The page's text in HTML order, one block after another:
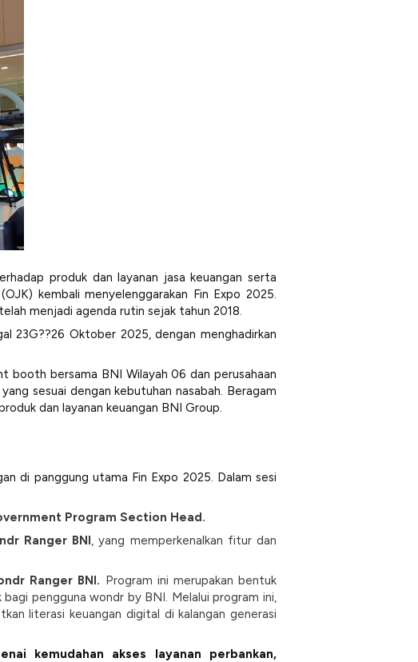
produk dan layanan jasa keuangan serta
kembali menyelenggarakan Fin Expo 2025.
menjadi agenda rutin sejak tahun 2018.
23G??26 Oktober 2025, dengan menghadirkan
booth bersama BNI Wilayah 06 dan perusahaan
sesuai dengan kebutuhan nasabah. Beragam
dan layanan keuangan BNI Group.
di panggung utama Fin Expo 2025. Dalam sesi
Program Section Head.
Ranger BNI, yang memperkenalkan fitur dan
Ranger BNI. Program ini merupakan bentuk
pengguna wondr by BNI. Melalui program ini,
literasi keuangan digital di kalangan generasi
kemudahan akses layanan perbankan,